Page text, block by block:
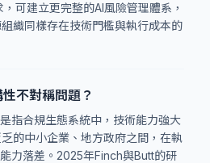
可建立更完整的AI風險管理體系，
織同樣存在技術門檻與執行成本的
不對稱問題？
指合規生態系統中，技術能力強大
的中小企業、地方政府之間，在執
力落差。2025年Finch與Butt的研